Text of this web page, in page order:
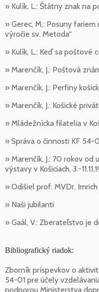
» Kulík, L.: Štátny znak na
» Gerec, M.: Posuny fariem
výročie sv. Metoda“
» Kulík, L.: Keď sa poštové
» Marenčík, J.: Poštová
» Marenčík, J.: Perfiny
» Marenčík, J.: Košické
» Mládežnícka filatelia v
» Správa o činnosti KF 54-
» Marenčík, J.: 70 rokov od
výstavy v Košiciach, 3.-
» Odišiel prof. MVDr. Imrich
» Naši jubilanti
» Gaál, V.: Zberateľstvo je
Bibliografický riadok:
Zborník príspevkov o
54-01 pre účely
podporou Ministerstva